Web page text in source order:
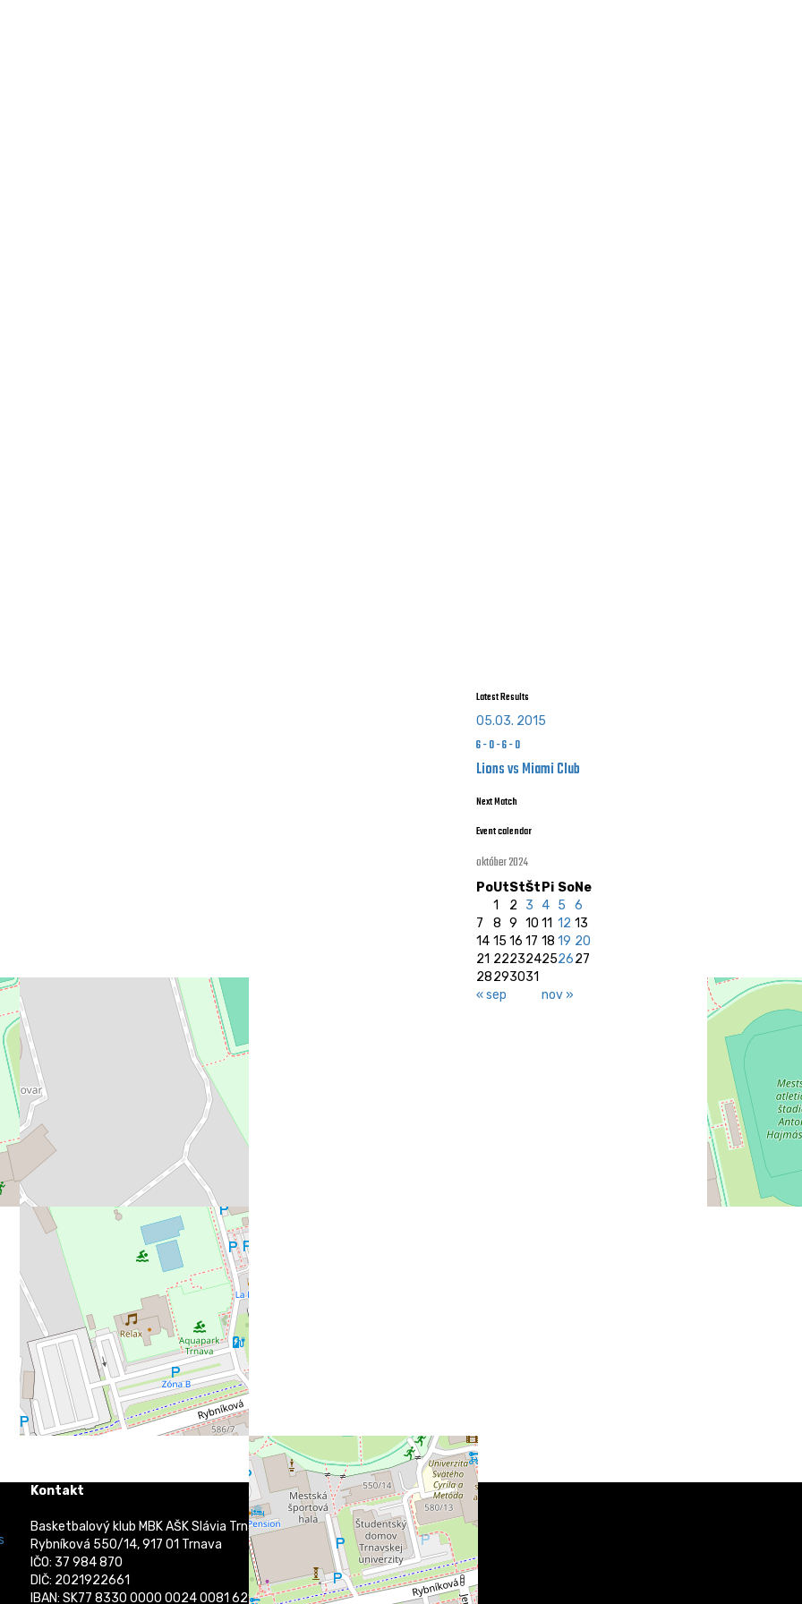
Latest Results
05.03. 2015
6-0-6-0
Lions vs Miami Club
Next Match
Event calendar
október 2024
PoUtStŠt Pi SoNe
« sep nov »
1 2 3 4 5
6
7
8 9 10 11 12 13
14 15 16 17 18 19 20
21 222324252627
28293031
Kontakt
Basketbalový klub MBK AŠK Slávia Trnava
Rybníková 550/14, 917 01 Trnava
IČO: 37 984 870
DIČ: 2021922661
IBAN: SK77 8330 0000 0024 0081 6219